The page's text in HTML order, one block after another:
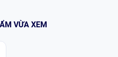
VỪA XEM